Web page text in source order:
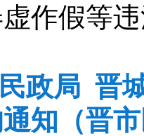
作假等
政局 晋
知（晋